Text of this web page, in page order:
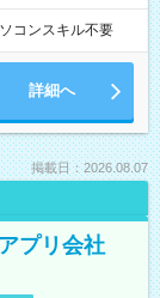
コンスキル不要
詳細へ
掲載日：2026.08.07
プリ会社